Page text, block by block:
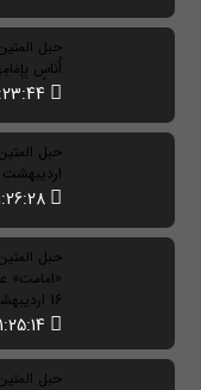
حبل
أُنَاسٍ بِإِمَامِهِمْ 6
اردیبهشت 1403
حبل
«امامت»
16 اردیبهشت 1403
حبل